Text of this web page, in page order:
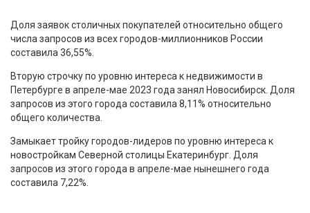
Доля заявок столичных покупателей относительно общего
числа запросов из всех городов-миллионников России
составила 36,55%.
Вторую строчку по уровню интереса к недвижимости в
Петербурге в апреле-мае 2023 года занял Новосибирск. Доля
запросов из этого города составила 8,11% относительно
общего количества.
Замыкает тройку городов-лидеров по уровню интереса к
новостройкам Северной столицы Екатеринбург. Доля
запросов из этого города в апреле-мае нынешнего года
составила 7,22%.